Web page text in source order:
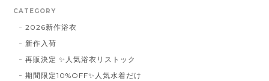
CATEGORY
2026新作浴衣
新作入荷
再販決定 ✨人気浴衣リストック
期間限定10%OFF✨人気水着だけ